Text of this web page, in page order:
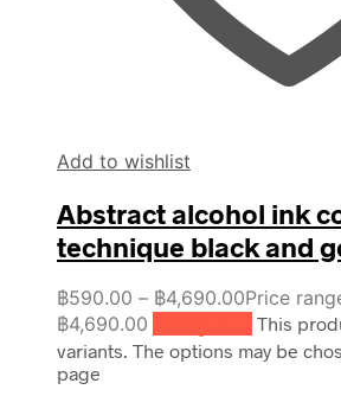
Add to wishlist
Abstract alcohol ink
technique black and
฿590.00 – ฿4,690.00Price
฿4,690.00
This
variants. The options may be
page